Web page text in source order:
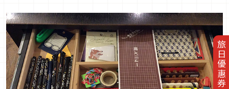
旅日優惠券